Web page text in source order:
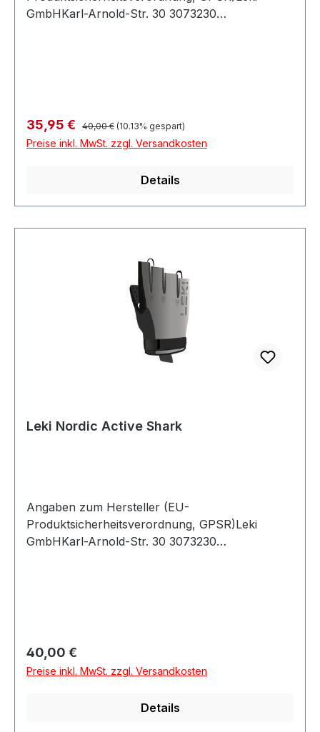
GmbHKarl-Arnold-Str. 30 3073230
Verkaufspreis:
35,95 € Regulärer Preis:
40,00 € (10.13% gespart)
Preise inkl. MwSt. zzgl. Versandkosten
Details
Leki Nordic Active Shark
Angaben zum Hersteller (EU-
Produktsicherheitsverordnung, GPSR)Leki
GmbHKarl-Arnold-Str. 30 3073230
Regulärer Preis:
40,00 €
Preise inkl. MwSt. zzgl. Versandkosten
Details